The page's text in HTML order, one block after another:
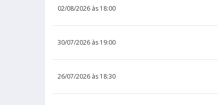
02/08/2026 às 18:00
30/07/2026 às 19:00
26/07/2026 às 18:30